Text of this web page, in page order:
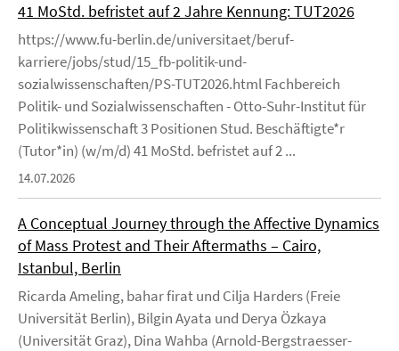
41 MoStd. befristet auf 2 Jahre Kennung: TUT2026
https://www.fu-berlin.de/universitaet/beruf-
karriere/jobs/stud/15_fb-politik-und-
sozialwissenschaften/PS-TUT2026.html Fachbereich
Politik- und Sozialwissenschaften - Otto-Suhr-Institut für
Politikwissenschaft 3 Positionen Stud. Beschäftigte*r
(Tutor*in) (w/m/d) 41 MoStd. befristet auf 2 ...
14.07.2026
A Conceptual Journey through the Affective Dynamics
of Mass Protest and Their Aftermaths – Cairo,
Istanbul, Berlin
Ricarda Ameling, bahar firat und Cilja Harders (Freie
Universität Berlin), Bilgin Ayata und Derya Özkaya
(Universität Graz), Dina Wahba (Arnold-Bergstraesser-